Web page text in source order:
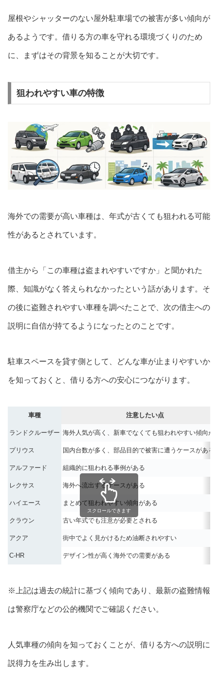
屋根やシャッターのない屋外駐車場での被害が多い傾向が
あるようです。借りる方の車を守れる環境づくりのため
に、まずはその背景を知ることが大切です。
狙われやすい車の特徴
海外での需要が高い車種は、年式が古くても狙われる可能
性があるとされています。
借主から「この車種は盗まれやすいですか」と聞かれた
際、知識がなく答えられなかったという話があります。そ
の後に盗難されやすい車種を調べたことで、次の借主への
説明に自信が持てるようになったとのことです。
駐車スペースを貸す側として、どんな車が止まりやすいか
を知っておくと、借りる方への安心につながります。
車種 注意したい点
ランドクルーザー 海外人気が高く、新車でなくても狙われやすい傾向が
プリウス 国内台数が多く、部品目的で被害に遭うケースがある
アルファード 組織的に狙われる事例がある
レクサス 海外へ流出するケースがある
ハイエース まとめて狙われやすい傾向がある
クラウン 古い年式でも注意が必要とされる
アクア 街中でよく見かけるため油断されやすい
C-HR デザイン性が高く海外での需要がある
スクロールできます
※上記は過去の統計に基づく傾向であり、最新の盗難情報
は警察庁などの公的機関でご確認ください。
人気車種の傾向を知っておくことが、借りる方への説明に
説得力を生み出します。